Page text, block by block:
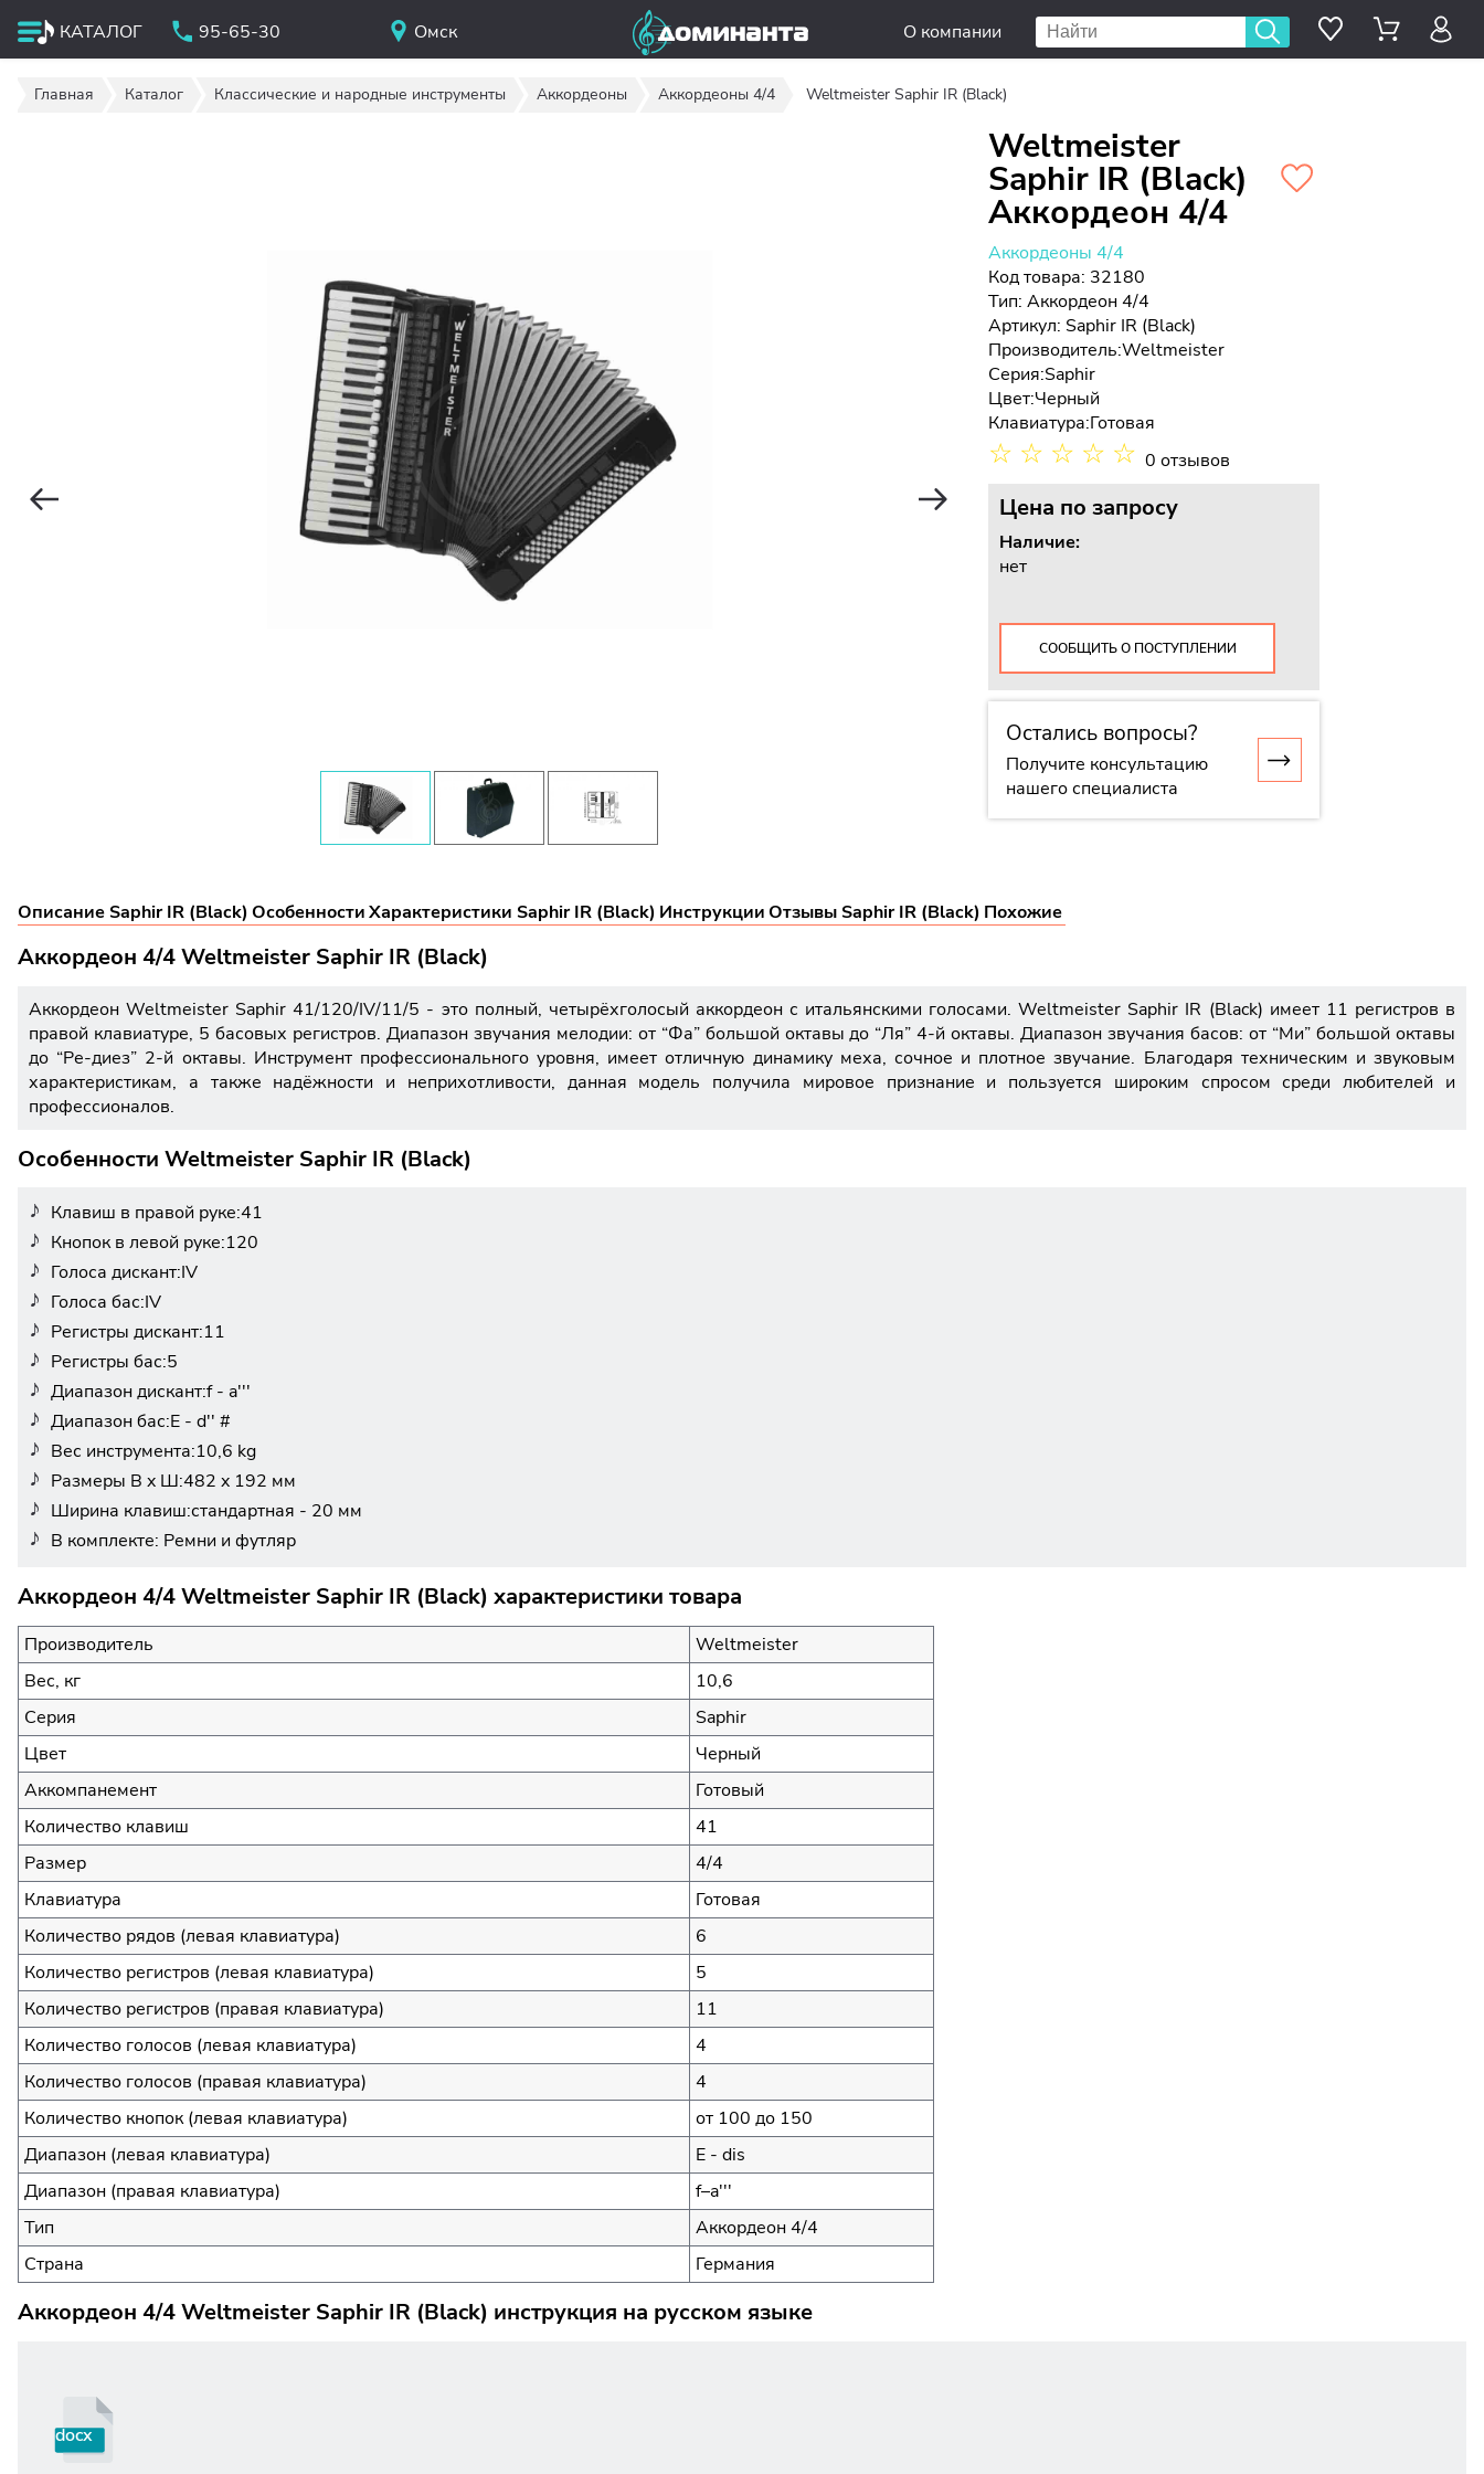
КАТАЛОГ 95-65-30 Омск О компании
Главная Каталог Классические и народные инструменты Аккордеоны Аккордеоны 4/4 Weltmeister Saphir IR (Black)
Weltmeister
Saphir IR (Black)
Аккордеон 4/4
Аккордеоны 4/4
Код товара: 32180
Тип:Аккордеон 4/4
Артикул: Saphir IR (Black)
Производитель:Weltmeister
Серия:Saphir
Цвет:Черный
Клавиатура:Готовая
☆ ☆ ☆ ☆ ☆ 0 отзывов
Цена по запросу
Наличие:
нет
СООБЩИТЬ О ПОСТУПЛЕНИИ
Остались вопросы?
Получите консультацию
нашего специалиста
Описание Saphir IR (Black)ОсобенностиХарактеристики Saphir IR (Black) ИнструкцииОтзывы Saphir IR (Black) Похожие
Аккордеон 4/4 Weltmeister Saphir IR (Black)
Аккордеон Weltmeister Saphir 41/120/IV/11/5 - это полный, четырёхголосый аккордеон с итальянскими голосами. Weltmeister Saphir IR (Black) имеет 11 регистров в
правой клавиатуре, 5 басовых регистров. Диапазон звучания мелодии: от “Фа” большой октавы до “Ля” 4-й октавы. Диапазон звучания басов: от “Ми” большой октавы
до “Ре-диез” 2-й октавы. Инструмент профессионального уровня, имеет отличную динамику меха, сочное и плотное звучание. Благодаря техническим и звуковым
характеристикам, а также надёжности и неприхотливости, данная модель получила мировое признание и пользуется широким спросом среди любителей и
профессионалов.
Особенности Weltmeister Saphir IR (Black)
Клавиш в правой руке:41
Кнопок в левой руке:120
Голоса дискант:IV
Голоса бас:IV
Регистры дискант:11
Регистры бас:5
Диапазон дискант:f - a'''
Диапазон бас:E - d'' #
Вес инструмента:10,6 kg
Размеры В x Ш:482 x 192 мм
Ширина клавиш:стандартная - 20 мм
В комплекте: Ремни и футляр
Аккордеон 4/4 Weltmeister Saphir IR (Black) характеристики товара
Производитель
Weltmeister
Вес, кг
10,6
Серия
Saphir
Цвет
Черный
Аккомпанемент
Готовый
Количество клавиш
41
Размер
4/4
Клавиатура
Готовая
Количество рядов (левая клавиатура)
6
Количество регистров (левая клавиатура)
5
Количество регистров (правая клавиатура)
11
Количество голосов (левая клавиатура)
4
Количество голосов (правая клавиатура)
4
Количество кнопок (левая клавиатура)
от 100 до 150
Диапазон (левая клавиатура)
E - dis
Диапазон (правая клавиатура)
f–a'''
Тип
Аккордеон 4/4
Страна
Германия
Аккордеон 4/4 Weltmeister Saphir IR (Black) инструкция на русском языке
docx